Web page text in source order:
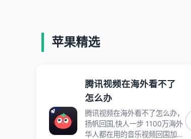
苹果精选
腾讯视频在海外看不了
怎么办
腾讯视频在海外看不了怎么办，
扬帆回国,快人一步 1100万海外
华人都在用的音乐视频回国加速